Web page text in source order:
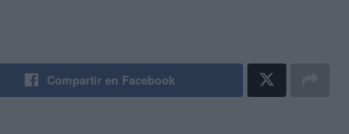
Compartir en Facebook